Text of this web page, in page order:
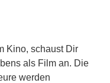
Kino, schaust Dir
als Film an. Die
werden